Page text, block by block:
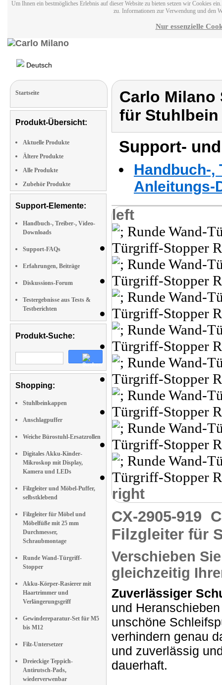
Um Ihnen ein bestmögliches Erlebnis auf dieser Website zu bieten setzen wir Cookies
zu. Informationen zur Verwendung und den
Nur essenzielle
Deutsch
Startseite
Produkt-Übersicht:
Aktuelle Produkte
Ältere Produkte
Alle Produkte
Zubehör Produkte
Support-Elemente:
Handbuch-, Treiber-, Video-
Downloads
Support-FAQs
Erfahrungen, Beiträge
Diskussions-Forum
Testergebnisse aus Tests &
Testberichten
Produkt-Suche:
Shopping:
Stuhlbeinkappen
Anschlagpuffer
Weiche Bürostuhl-Ersatzrollen
Digitales Akku-Kinder-
Mikroskop mit Display,
Kamera und LEDs
Filzgleiter und Möbel-Puffer,
selbstklebend
Filzgleiter für Möbel und
Möbelfüße mit 25 mm
Durchmesser,
Schraubmontage
Runde Wand-Türgriff-
Stopper
Akku-Körper-Rasierer mit
Haartrimmer und
Verlängerungsgriff
Gewindereparatur-Set für M5
bis M12
Filz-Untersetzer
Dreieckige Teppich-
Antirutsch-Pads,
wiederverwenbar
Carlo
für Stuhlbein
Support-
Handbuch-,
Anleitungs-
left
right
CX-2905-919
Filzgleiter für
Verschieben
gleichzeitig
Zuverlässiger
und
unschöne
verhindern genau
und zuverlässig
dauerhaft.